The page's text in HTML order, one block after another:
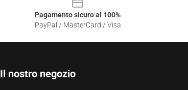
Pagamento sicuro al 100%
PayPal / MasterCard / Visa
Il nostro negozio